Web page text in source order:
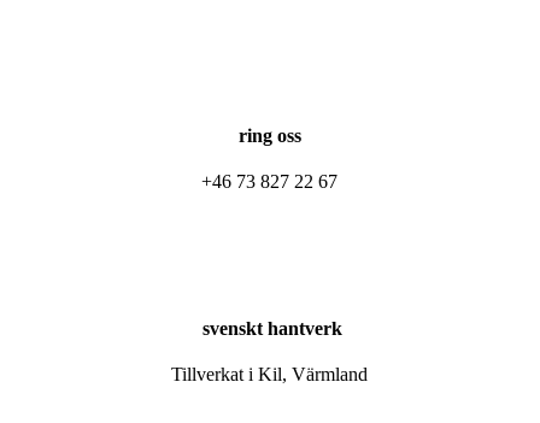
ring oss
+46 73 827 22 67
svenskt hantverk
Tillverkat i Kil, Värmland